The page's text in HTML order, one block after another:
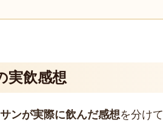
実飲感想
ンが実際に飲んだ感想を分けて